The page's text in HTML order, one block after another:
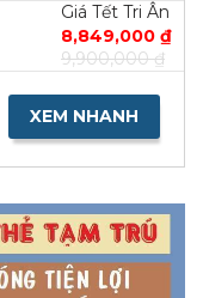
Giá Tết Tri Ân
8,849,000 ₫
9,900,000 ₫
XEM NHANH